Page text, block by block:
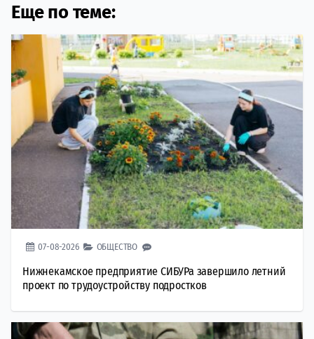
Еще по теме:
07-08-2026 ОБЩЕСТВО
Нижнекамское предприятие СИБУРа завершило летний
проект по трудоустройству подростков